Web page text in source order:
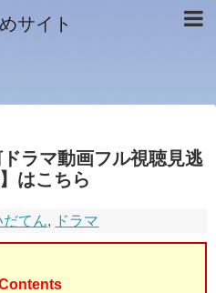
サイト
ラマ動画フル視聴見逃
はこちら
だてん, ドラマ